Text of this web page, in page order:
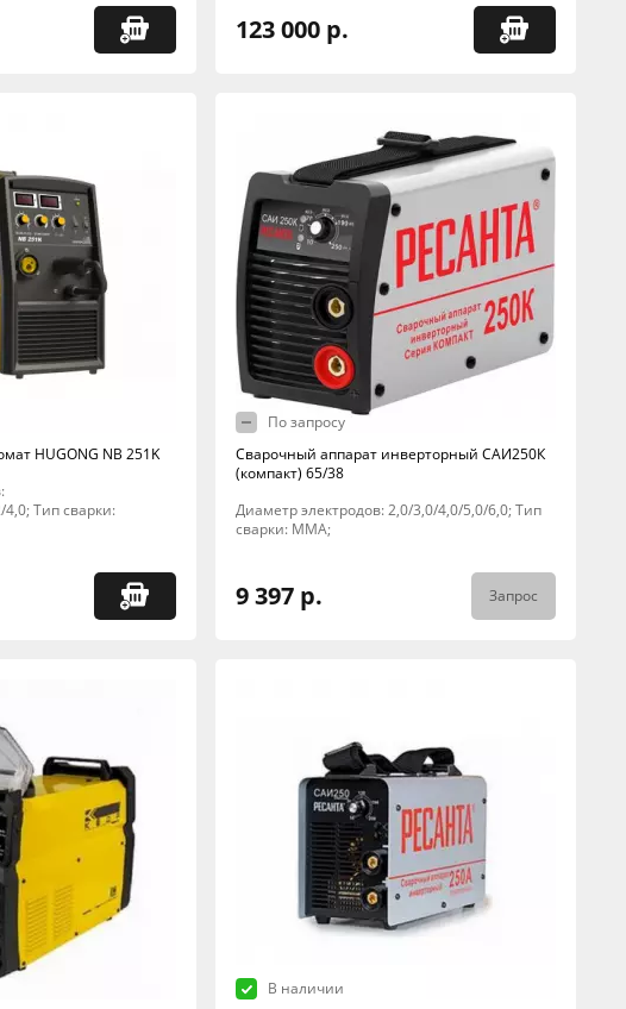
123 000 р.
HUGONG NB 251K
Тип сварки:
По запросу
Сварочный аппарат инверторный САИ250К
(компакт) 65/38
Диаметр электродов: 2,0/3,0/4,0/5,0/6,0; Тип
сварки: MMA;
9 397 р. Запрос
В наличии